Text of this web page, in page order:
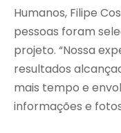
Humanos, Filipe
pessoas foram
projeto. “Nossa
resultados
mais tempo e
informações e